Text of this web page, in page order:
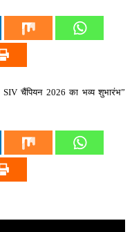
चैंपियन 2026 का भव्य शुभारंभ”